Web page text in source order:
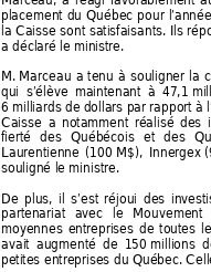
placement du Québec pour l’ann
la Caisse sont satisfaisants. Ils
a déclaré le ministre.
M. Marceau a tenu à souligner la
qui s’élève maintenant à 47,1
6 milliards de dollars par rapport à
Caisse a notamment réalisé des
fierté des Québécois et des
Laurentienne (100 M$), Innergex
souligné le ministre.
De plus, il s’est réjoui des
partenariat avec le Mouvement
moyennes entreprises de toutes
avait augmenté de 150 millions
petites entreprises du Québec.